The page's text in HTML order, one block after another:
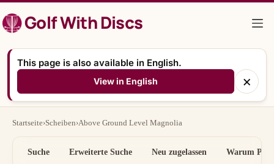
Inhalt
springenGolf With Discs
This page is also available in English.
View in English ×
Startseite›Scheiben›Above Ground Level Magnolia
Suche Erweiterte Suche Neu zugelassen Warum